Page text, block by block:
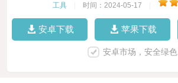
工具 时间：2024-05-17
安卓下载 苹果下载
安卓市场，安全绿色